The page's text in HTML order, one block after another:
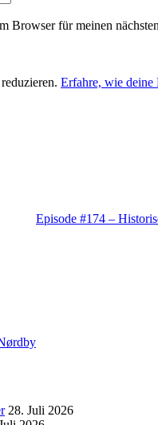
Browser für meinen
Erfahre, wie deine
Episode #174 –
28. Juli 2026